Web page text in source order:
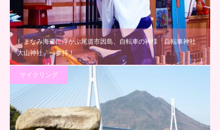
しまなみ海道に浮かぶ尾道市因島、自転車の神様「自転車神社
大山神社」へ参拝！
サイクリング